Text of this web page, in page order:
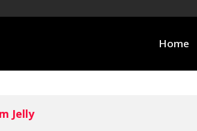
Home
Jelly